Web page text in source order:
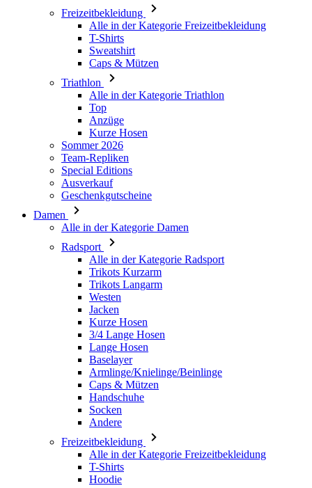
Freizeitbekleidung
Alle in der Kategorie Freizeitbekleidung
T-Shirts
Sweatshirt
Caps & Mützen
Triathlon
Alle in der Kategorie Triathlon
Top
Anzüge
Kurze Hosen
Sommer 2026
Team-Repliken
Special Editions
Ausverkauf
Geschenkgutscheine
Damen
Alle in der Kategorie Damen
Radsport
Alle in der Kategorie Radsport
Trikots Kurzarm
Trikots Langarm
Westen
Jacken
Kurze Hosen
3/4 Lange Hosen
Lange Hosen
Baselayer
Armlinge/Knielinge/Beinlinge
Caps & Mützen
Handschuhe
Socken
Andere
Freizeitbekleidung
Alle in der Kategorie Freizeitbekleidung
T-Shirts
Hoodie